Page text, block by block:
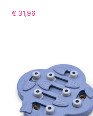
€ 31,96